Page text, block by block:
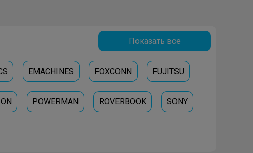
Показать все
EMACHINES FOXCONN FUJITSU
POWERMAN ROVERBOOK SONY